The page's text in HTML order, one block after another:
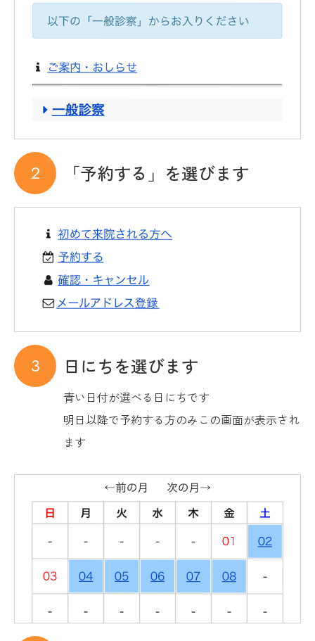
「予約する」を選びます
日にちを選びます
青い日付が選べる日にちです
明日以降で予約する方のみこの画面が表示され
ます